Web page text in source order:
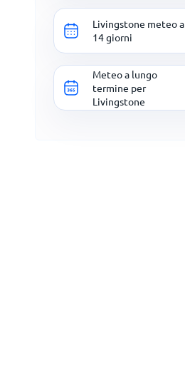
Livingstone meteo a
14 giorni
Meteo a lungo
termine per
Livingstone